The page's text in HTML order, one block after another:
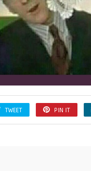
TWEET PIN IT